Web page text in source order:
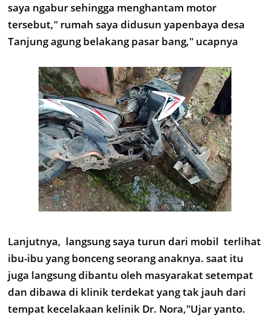
saya ngabur sehingga menghantam motor
tersebut," rumah saya didusun yapenbaya desa
Tanjung agung belakang pasar bang," ucapnya
Lanjutnya, langsung saya turun dari mobil terlihat
ibu-ibu yang bonceng seorang anaknya. saat itu
juga langsung dibantu oleh masyarakat setempat
dan dibawa di klinik terdekat yang tak jauh dari
tempat kecelakaan kelinik Dr. Nora,"Ujar yanto.